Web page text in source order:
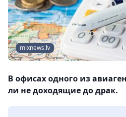
mixnews.lv
В офисах одного из
ли не доходящие до драк.